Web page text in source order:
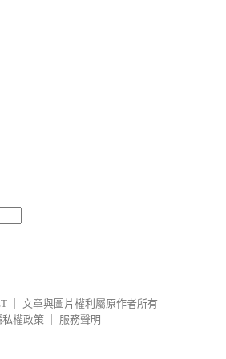
文章與圖片權利屬原作者所有
私權政策
服務聲明